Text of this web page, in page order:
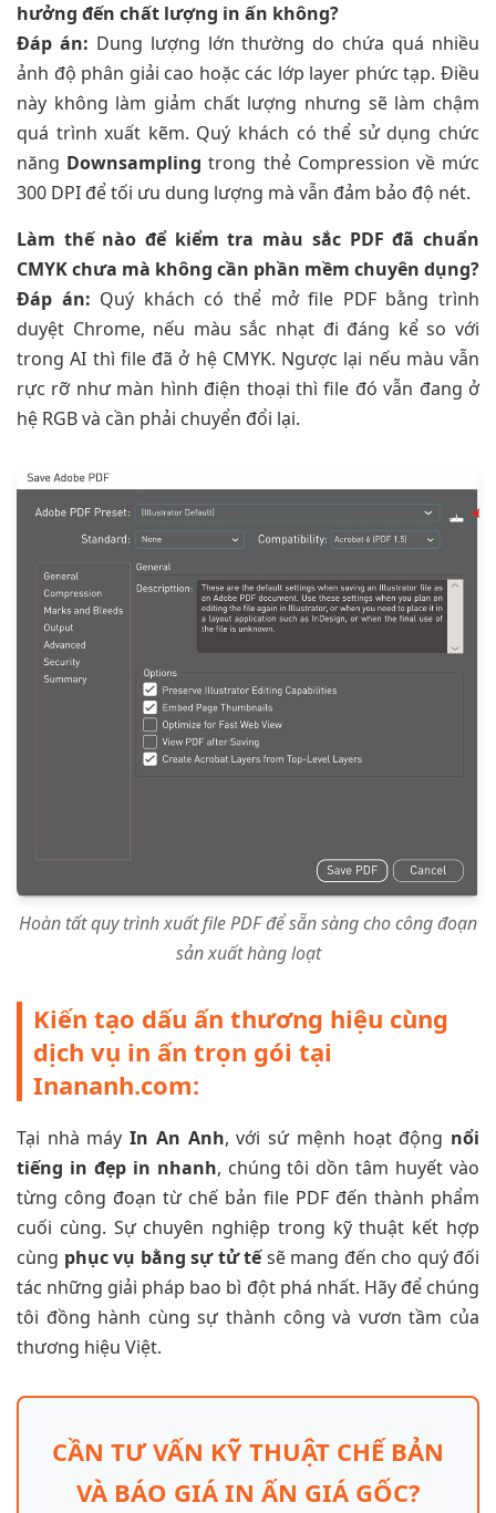
hưởng đến chất lượng in ấn không?
Đáp án: Dung lượng lớn thường do chứa quá nhiều
ảnh độ phân giải cao hoặc các lớp layer phức tạp. Điều
này không làm giảm chất lượng nhưng sẽ làm chậm
quá trình xuất kẽm. Quý khách có thể sử dụng chức
năng Downsampling trong thẻ Compression về mức
300 DPI để tối ưu dung lượng mà vẫn đảm bảo độ nét.
Làm thế nào để kiểm tra màu sắc PDF đã chuẩn
CMYK chưa mà không cần phần mềm chuyên dụng?
Đáp án: Quý khách có thể mở file PDF bằng trình
duyệt Chrome, nếu màu sắc nhạt đi đáng kể so với
trong AI thì file đã ở hệ CMYK. Ngược lại nếu màu vẫn
rực rỡ như màn hình điện thoại thì file đó vẫn đang ở
hệ RGB và cần phải chuyển đổi lại.
Hoàn tất quy trình xuất file PDF để sẵn sàng cho công đoạn
sản xuất hàng loạt
Kiến tạo dấu ấn thương hiệu cùng
dịch vụ in ấn trọn gói tại
Inananh.com:
Tại nhà máyIn An Anh, với sứ mệnh hoạt động nổi
tiếng in đẹp in nhanh, chúng tôi dồn tâm huyết vào
từng công đoạn từ chế bản file PDF đến thành phẩm
cuối cùng. Sự chuyên nghiệp trong kỹ thuật kết hợp
cùng phục vụ bằng sự tử tếsẽ mang đến cho quý đối
tác những giải pháp bao bì đột phá nhất. Hãy để chúng
tôi đồng hành cùng sự thành công và vươn tầm của
thương hiệu Việt.
CẦN TƯ VẤN KỸ THUẬT CHẾ BẢN
VÀ BÁO GIÁ IN ẤN GIÁ GỐC?